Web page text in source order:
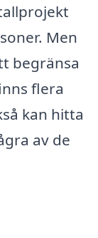
Men
begränsa
flera
kan hitta
av de